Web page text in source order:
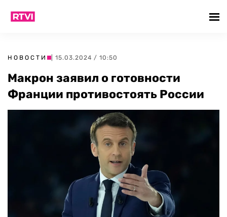
НОВОСТИ | 15.03.2024 / 10:50
Макрон заявил о готовности
Франции противостоять России